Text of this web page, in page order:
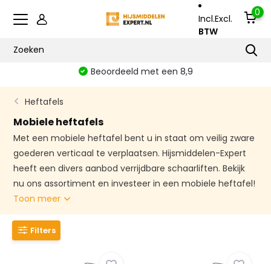
Incl.Excl.
BTW
0
Beoordeeld met een 8,9
Heftafels
Mobiele heftafels
Met een mobiele heftafel bent u in staat om veilig zware
goederen verticaal te verplaatsen. Hijsmiddelen-Expert
heeft een divers aanbod verrijdbare schaarliften. Bekijk
nu ons assortiment en investeer in een mobiele heftafel!
Toon meer
Filters